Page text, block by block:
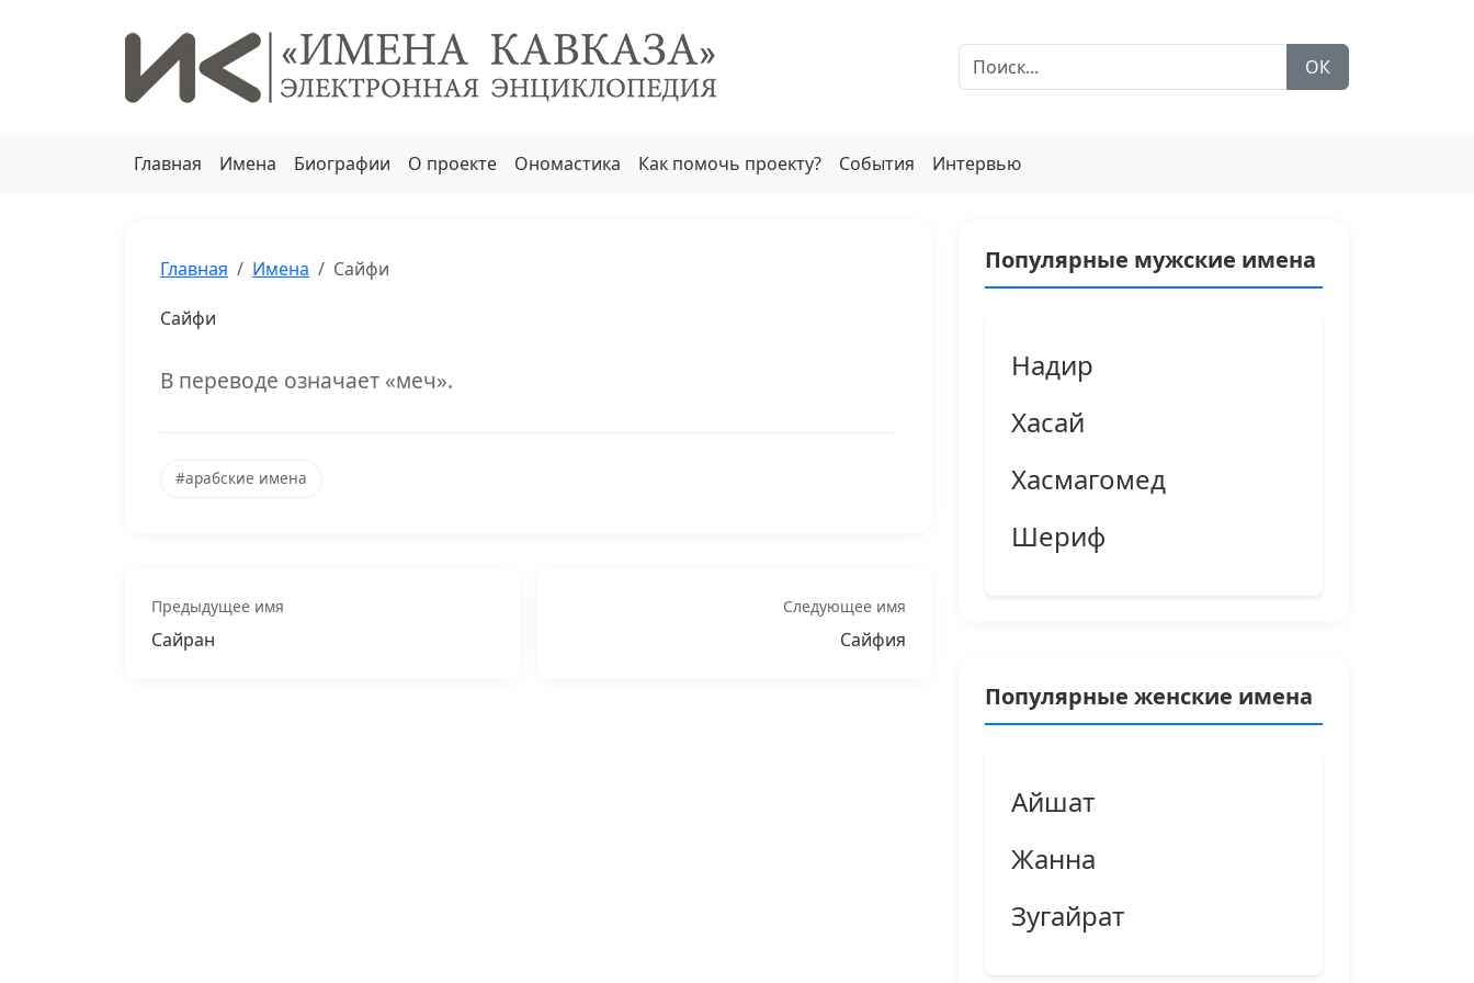
ОК
Главная Имена Биографии О проекте Ономастика Как помочь проекту? События Интервью
Главная Имена Сайфи
Сайфи
В переводе означает «меч».
#арабские имена
Предыдущее имя
Сайран
Следующее имя
Сайфия
Популярные мужские имена
Надир
Хасай
Хасмагомед
Шериф
Популярные женские имена
Айшат
Жанна
Зугайрат